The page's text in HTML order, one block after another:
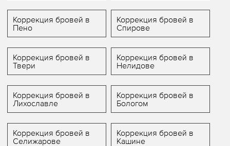
Коррекция бровей в
Пено
Коррекция бровей в
Спирове
Коррекция бровей в
Твери
Коррекция бровей в
Нелидове
Коррекция бровей в
Лихославле
Коррекция бровей в
Бологом
Коррекция бровей в
Селижарове
Коррекция бровей в
Кашине